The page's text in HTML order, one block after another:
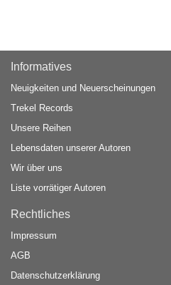
Informatives
Neuigkeiten und Neuerscheinungen
Trekel Records
Unsere Reihen
Lebensdaten unserer Autoren
Wir über uns
Liste vorrätiger Autoren
Rechtliches
Impressum
AGB
Datenschutzerklärung